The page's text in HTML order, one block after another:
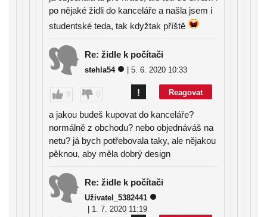
po nějaké židli do kanceláře a našla jsem i
studentské teda, tak kdyžtak příště
Re: židle k počítači
stehla54 | 5. 6. 2020 10:33
0 0 Reagovat
!
a jakou budeš kupovat do kanceláře?
normálně z obchodu? nebo objednáváš na
netu? já bych potřebovala taky, ale nějakou
pěknou, aby měla dobrý design
Re: židle k počítači
Uživatel_5382441
| 1. 7. 2020 11:19